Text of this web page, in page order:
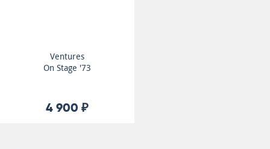
Ventures
On Stage '73
4 900 ₽